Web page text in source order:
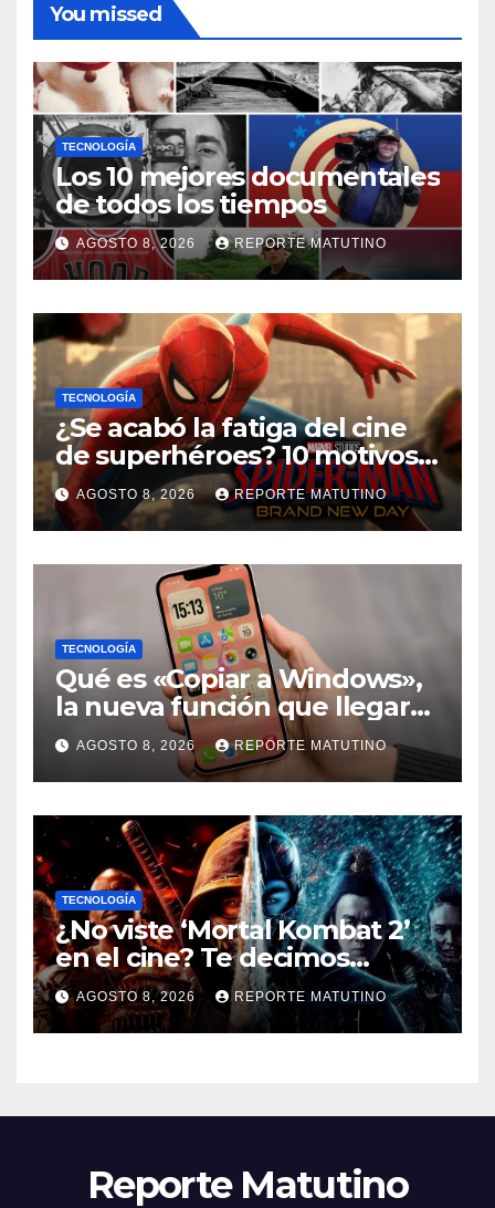
You missed
TECNOLOGÍA
Los 10 mejores documentales
de todos los tiempos
AGOSTO 8, 2026 REPORTE MATUTINO
TECNOLOGÍA
¿Se acabó la fatiga del cine
de superhéroes? 10 motivos
por los que ‘Spider-Man:
Brand New Day» desmiente
esa teoría
AGOSTO 8, 2026 REPORTE MATUTINO
TECNOLOGÍA
Qué es «Copiar a Windows»,
la nueva función que llegará
al iPhone solo para Europa
AGOSTO 8, 2026 REPORTE MATUTINO
TECNOLOGÍA
¿No viste ‘Mortal Kombat 2’
en el cine? Te decimos
dónde verla en streaming
ahora mismo y te damos tres
razones para hacerlo
AGOSTO 8, 2026 REPORTE MATUTINO
Reporte Matutino